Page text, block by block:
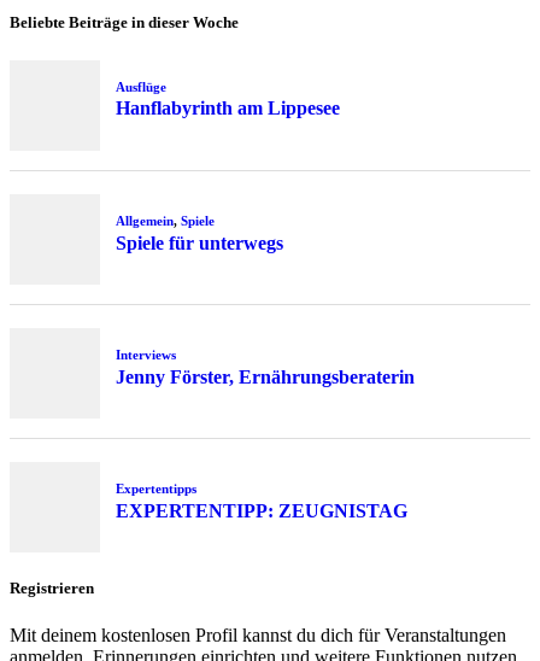
Beliebte Beiträge in dieser Woche
Ausflüge
Hanflabyrinth am Lippesee
Allgemein, Spiele
Spiele für unterwegs
Interviews
Jenny Förster, Ernährungsberaterin
Expertentipps
EXPERTENTIPP: ZEUGNISTAG
Registrieren
Mit deinem kostenlosen Profil kannst du dich für Veranstaltungen